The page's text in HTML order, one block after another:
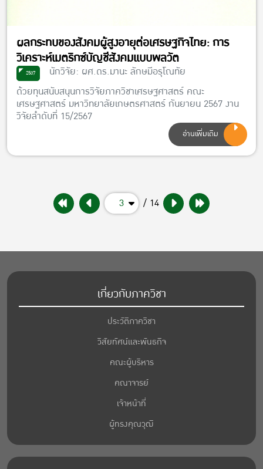
ผลกระทบของสังคมผู้สูงอายุต่อเศรษฐกิจไทย: การ
วิเคราะห์เมตริกซ์บัญชีสังคมแบบพลวัต
2567
นักวิจัย: ผศ.ดร.มานะ ลักษมีอรุโณทัย
ด้วยทุนสนับสนุนการวิจัยภาควิชาเศรษฐศาสตร์ คณะ
เศรษฐศาสตร์ มหาวิทยาลัยเกษตรศาสตร์ กันยายน 2567 งาน
วิจัยลำดับที่ 15/2567
อ่านเพิ่มเติม
3 / 14
เกี่ยวกับภาควิชา
ประวัติภาควิชา
วิสัยทัศน์และพันธกิจ
คณะผู้บริหาร
คณาจารย์
เจ้าหน้าที่
ผู้ทรงคุณวุฒิ